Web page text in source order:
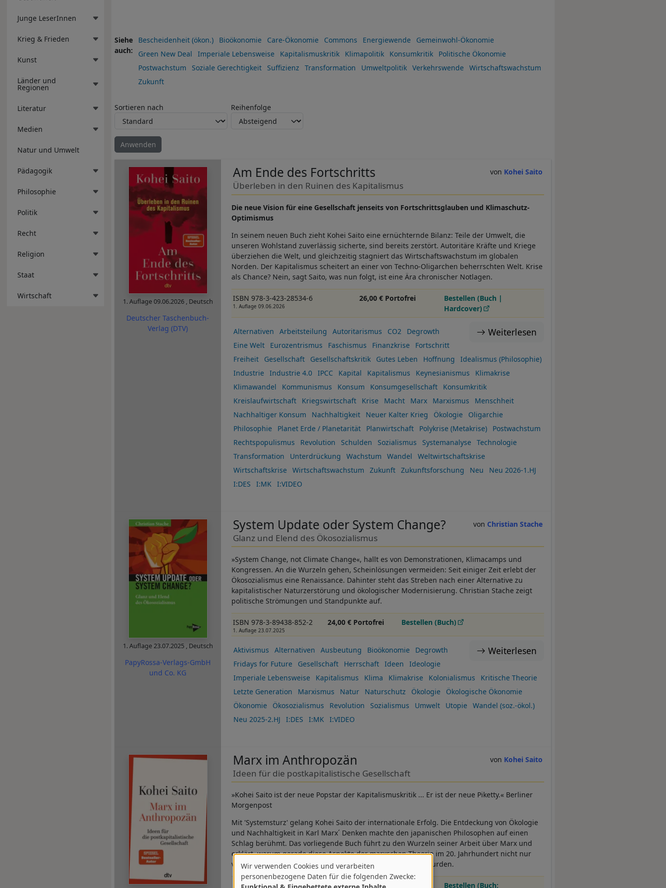
Junge LeserInnen
Krieg & Frieden
Kunst
Länder und
Regionen
Literatur
Medien
Natur und Umwelt
Pädagogik
Philosophie
Politik
Recht
Religion
Staat
Wirtschaft
Siehe
auch
Bescheidenheit (ökon.) Bioökonomie Care-Ökonomie Commons Energiewende
Gemeinwohl-Ökonomie
Green New Deal
Imperiale Lebensweise Kapitalismuskritik Klimapolitik Konsumkritik
Politische Ökonomie
Postwachstum
Soziale Gerechtigkeit Suffizienz Transformation Umweltpolitik Verkehrswende
Wirtschaftswachstum
Zukunft
Sortieren nach Reihenfolge
1. Auflage09.06.2026 , Deutsch
Deutscher Taschenbuch-
Verlag (DTV)
Kohei Saito
Am Ende des Fortschritts
Überleben in den Ruinen des Kapitalismus
Die neue Vision für eine Gesellschaft jenseits von Fortschrittsglauben und Klimaschutz-
Optimismus
In seinem neuen Buch zieht Kohei Saito eine ernüchternde Bilanz: Teile der Umwelt, die
unseren Wohlstand zuverlässig sicherte, sind bereits zerstört. Autoritäre Kräfte und Kriege
überziehen die Welt, und gleichzeitig stagniert das Wirtschaftswachstum im globalen
Norden. Der Kapitalismus scheitert an einer von Techno-Oligarchen beherrschten Welt. Krise
als Chance? Nein, sagt Saito, was nun folgt, ist eine Ära chronischer Notlagen.
ISBN 978-3-423-28534-6
1. Auflage 09.06.2026
26,00 € Portofrei
Bestellen (Buch |
Hardcover)
Weiterlesen
Alternativen Arbeitsteilung Autoritarismus CO2
Degrowth
Eine Welt
Eurozentrismus Faschismus Finanzkrise
Fortschritt
Freiheit
Gesellschaft Gesellschaftskritik Gutes Leben Hoffnung
Idealismus (Philosophie)
Industrie
Industrie 4.0 IPCC Kapital Kapitalismus Keynesianismus
Klimakrise
Klimawandel
Kommunismus Konsum Konsumgesellschaft
Konsumkritik
Kreislaufwirtschaft
Kriegswirtschaft Krise Macht Marx Marxismus
Menschheit
Nachhaltiger Konsum
Nachhaltigkeit Neuer Kalter Krieg Ökologie
Oligarchie
Philosophie
Planet Erde / Planetarität Planwirtschaft Polykrise (Metakrise)
Postwachstum
Rechtspopulismus
Revolution Schulden Sozialismus Systemanalyse
Technologie
Transformation
Unterdrückung Wachstum Wandel
Weltwirtschaftskrise
Wirtschaftskrise
Wirtschaftswachstum Zukunft Zukunftsforschung Neu
Neu 2026-1.HJ
I:DES
I:MK I:VIDEO
1. Auflage23.07.2025 , Deutsch
PapyRossa-Verlags-GmbH
und Co. KG
Christian Stache
System Update oder System Change?
Glanz und Elend des Ökosozialismus
»System Change, not Climate Change«, hallt es von Demonstrationen, Klimacamps und
Kongressen. An die Wurzeln gehen, Scheinlösungen vermeiden: Seit einiger Zeit erlebt der
Ökosozialismus eine Renaissance. Dahinter steht das Streben nach einer Alternative zu
kapitalistischer Naturzerstörung und ökologischer Modernisierung. Christian Stache zeigt
politische Strömungen und Standpunkte auf.
ISBN 978-3-89438-852-2
1. Auflage 23.07.2025
24,00 € Portofrei Bestellen (Buch)
Weiterlesen
Aktivismus Alternativen Ausbeutung Bioökonomie
Degrowth
Fridays for Future
Gesellschaft Herrschaft Ideen
Ideologie
Imperiale Lebensweise
Kapitalismus Klima Klimakrise Kolonialismus
Kritische Theorie
Letzte Generation
Marxismus Natur Naturschutz Ökologie
Ökologische Ökonomie
Ökonomie
Ökosozialismus Revolution Sozialismus Umwelt Utopie
Wandel (soz.-ökol.)
Neu 2025-2.HJ
I:DES I:MK I:VIDEO
Kohei Saito
Marx im Anthropozän
Ideen für die postkapitalistische Gesellschaft
»Kohei Saito ist der neue Popstar der Kapitalismuskritik ... Er ist der neue Piketty.« Berliner
Morgenpost
Mit 'Systemsturz' gelang Kohei Saito der internationale Erfolg. Die Entdeckung von Ökologie
und Nachhaltigkeit in Karl Marx´ Denken machte den japanischen Philosophen auf einen
Schlag berühmt. Das vorliegende Buch führt zu den Wurzeln seiner Arbeit über Marx und
erklärt, warum gerade diese Aspekte der marxschen Theorie im 20. Jahrhundert nicht nur
vergessen, sondern marginalisiert und sogar unterdrückt wurden.
ISBN 978-3-423-35256-7 20,00 € Portofrei
Bestellen (Buch:
Verwendung
Wir verwenden Cookies und verarbeiten
personenbezogene Daten für die folgenden Zwecke: